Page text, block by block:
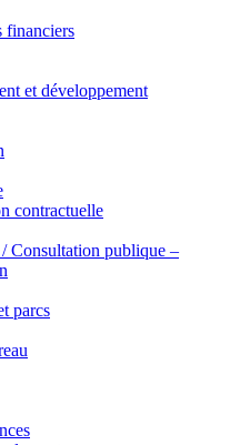
financiers
et développement
contractuelle
Consultation publique –
parcs